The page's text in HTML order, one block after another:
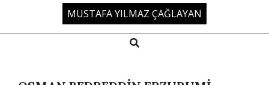
MUSTAFA YILMAZ ÇAĞLAYAN
Search